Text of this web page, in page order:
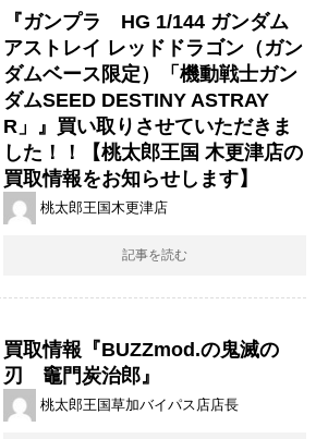
『ガンプラ HG 1/144 ガンダム
アストレイ レッドドラゴン（ガン
ダムベース限定）「機動戦士ガン
ダムSEED DESTINY ASTRAY
R」』買い取りさせていただきま
した！！【桃太郎王国 木更津店の
買取情報をお知らせします】
桃太郎王国木更津店
記事を読む
買取情報『BUZZmod.の鬼滅の
刃 竈門炭治郎』
桃太郎王国草加バイパス店店長